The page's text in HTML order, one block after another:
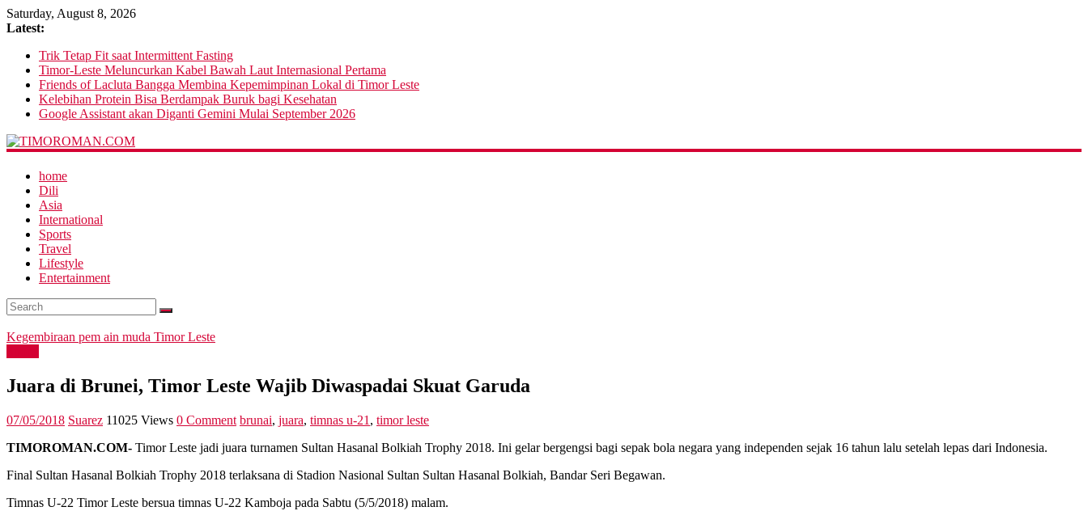
Saturday, August 8, 2026
Latest:
Trik Tetap Fit saat Intermittent Fasting
Timor-Leste Meluncurkan Kabel Bawah Laut Internasional Pertama
Friends of Lacluta Bangga Membina Kepemimpinan Lokal di Timor Leste
Kelebihan Protein Bisa Berdampak Buruk bagi Kesehatan
Google Assistant akan Diganti Gemini Mulai September 2026
home
Dili
Asia
International
Sports
Travel
Lifestyle
Entertainment
Kegembiraan pem ain muda Timor Leste
Juara di Brunei, Timor Leste Wajib Diwaspadai Skuat Garuda
07/05/2018 Suarez 11025 Views 0 Comment brunai, juara, timnas u-21 , timor leste
TIMOROMAN.COM- Timor Leste jadi juara turnamen Sultan Hasanal Bolkiah Trophy 2018. Ini gelar bergengsi bagi sepak bola negara yang independen sejak 16 tahun lalu setelah lepas dari Indonesia.
Final Sultan Hasanal Bolkiah Trophy 2018 terlaksana di Stadion Nasional Sultan Sultan Hasanal Bolkiah, Bandar Seri Begawan.
Timnas U-22 Timor Leste bersua timnas U-22 Kamboja pada Sabtu (5/5/2018) malam.